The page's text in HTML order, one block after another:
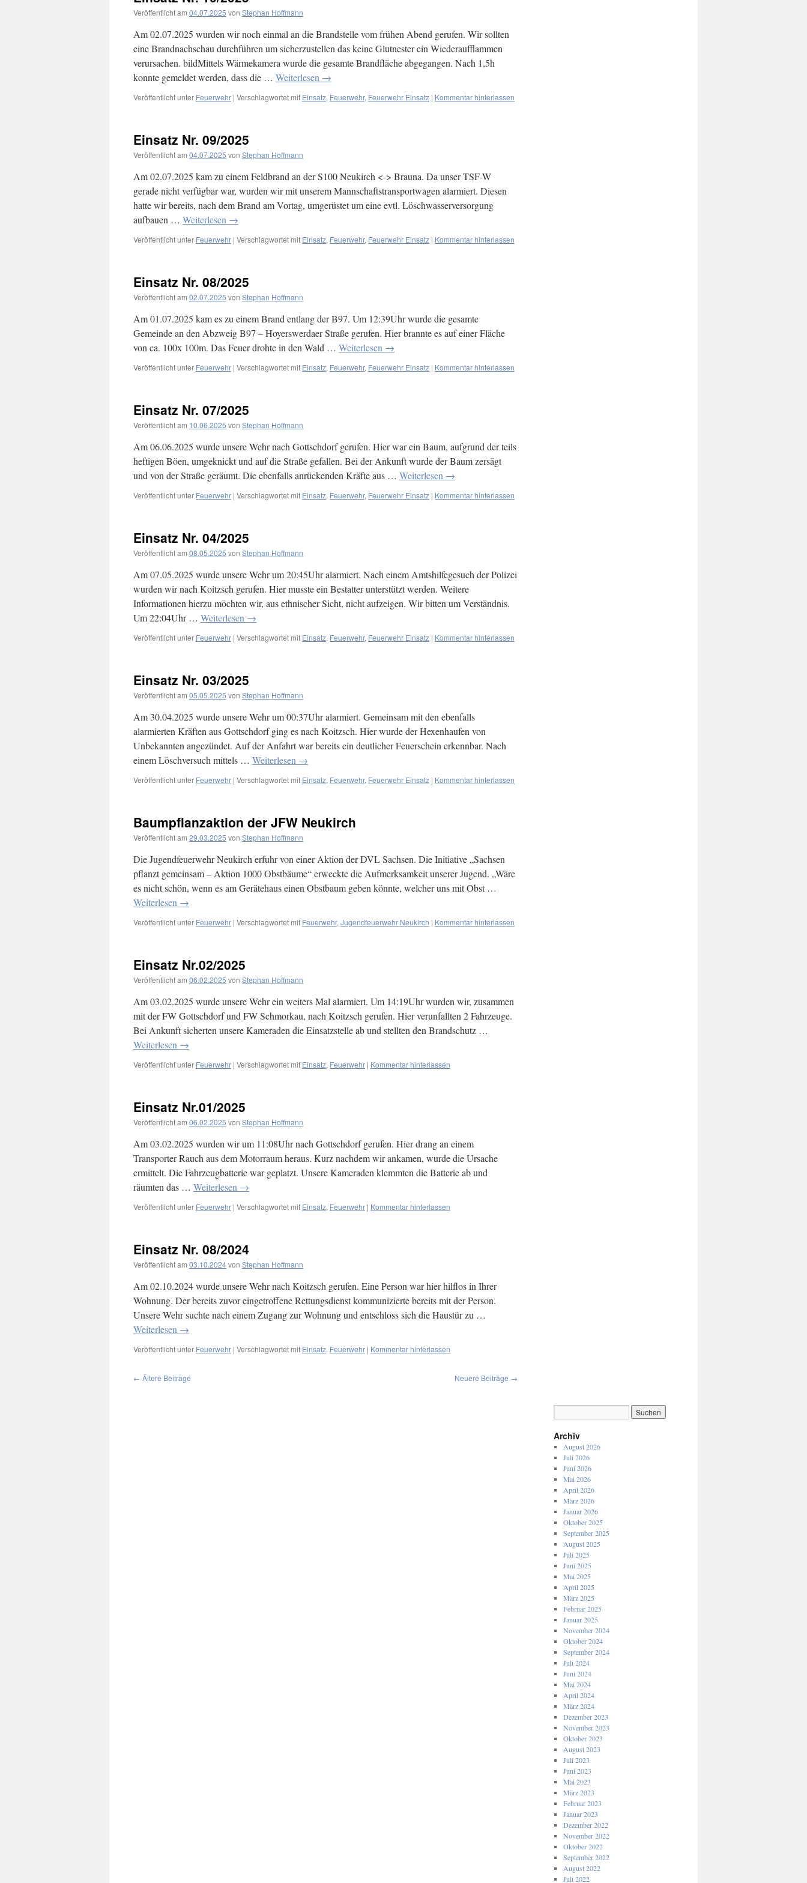
Veröffentlicht am 04.07.2025 von Stephan Hoffmann
Am 02.07.2025 wurden wir noch einmal an die Brandstelle vom frühen Abend gerufen. Wir sollten
eine Brandnachschau durchführen um sicherzustellen das keine Glutnester ein Wiederaufflammen
verursachen. bildMittels Wärmekamera wurde die gesamte Brandfläche abgegangen. Nach 1,5h
konnte gemeldet werden, dass die … Weiterlesen →
Veröffentlicht unter Feuerwehr | Verschlagwortet mit Einsatz, Feuerwehr, Feuerwehr Einsatz | Kommentar hinterlassen
Einsatz Nr. 09/2025
Veröffentlicht am 04.07.2025 von Stephan Hoffmann
Am 02.07.2025 kam zu einem Feldbrand an der S100 Neukirch <-> Brauna. Da unser TSF-W
gerade nicht verfügbar war, wurden wir mit unserem Mannschaftstransportwagen alarmiert. Diesen
hatte wir bereits, nach dem Brand am Vortag, umgerüstet um eine evtl. Löschwasserversorgung
aufbauen … Weiterlesen →
Veröffentlicht unter Feuerwehr | Verschlagwortet mit Einsatz, Feuerwehr, Feuerwehr Einsatz | Kommentar hinterlassen
Einsatz Nr. 08/2025
Veröffentlicht am 02.07.2025 von Stephan Hoffmann
Am 01.07.2025 kam es zu einem Brand entlang der B97. Um 12:39Uhr wurde die gesamte
Gemeinde an den Abzweig B97 – Hoyerswerdaer Straße gerufen. Hier brannte es auf einer Fläche
von ca. 100x 100m. Das Feuer drohte in den Wald … Weiterlesen →
Veröffentlicht unter Feuerwehr | Verschlagwortet mit Einsatz, Feuerwehr, Feuerwehr Einsatz | Kommentar hinterlassen
Einsatz Nr. 07/2025
Veröffentlicht am 10.06.2025 von Stephan Hoffmann
Am 06.06.2025 wurde unsere Wehr nach Gottschdorf gerufen. Hier war ein Baum, aufgrund der teils
heftigen Böen, umgeknickt und auf die Straße gefallen. Bei der Ankunft wurde der Baum zersägt
und von der Straße geräumt. Die ebenfalls anrückenden Kräfte aus … Weiterlesen →
Veröffentlicht unter Feuerwehr | Verschlagwortet mit Einsatz, Feuerwehr, Feuerwehr Einsatz | Kommentar hinterlassen
Einsatz Nr. 04/2025
Veröffentlicht am 08.05.2025 von Stephan Hoffmann
Am 07.05.2025 wurde unsere Wehr um 20:45Uhr alarmiert. Nach einem Amtshilfegesuch der Polizei
wurden wir nach Koitzsch gerufen. Hier musste ein Bestatter unterstützt werden. Weitere
Informationen hierzu möchten wir, aus ethnischer Sicht, nicht aufzeigen. Wir bitten um Verständnis.
Um 22:04Uhr … Weiterlesen →
Veröffentlicht unter Feuerwehr | Verschlagwortet mit Einsatz, Feuerwehr, Feuerwehr Einsatz | Kommentar hinterlassen
Einsatz Nr. 03/2025
Veröffentlicht am 05.05.2025 von Stephan Hoffmann
Am 30.04.2025 wurde unsere Wehr um 00:37Uhr alarmiert. Gemeinsam mit den ebenfalls
alarmierten Kräften aus Gottschdorf ging es nach Koitzsch. Hier wurde der Hexenhaufen von
Unbekannten angezündet. Auf der Anfahrt war bereits ein deutlicher Feuerschein erkennbar. Nach
einem Löschversuch mittels … Weiterlesen →
Veröffentlicht unter Feuerwehr | Verschlagwortet mit Einsatz, Feuerwehr, Feuerwehr Einsatz | Kommentar hinterlassen
Baumpflanzaktion der JFW Neukirch
Veröffentlicht am 29.03.2025 von Stephan Hoffmann
Die Jugendfeuerwehr Neukirch erfuhr von einer Aktion der DVL Sachsen. Die Initiative „Sachsen
pflanzt gemeinsam – Aktion 1000 Obstbäume“ erweckte die Aufmerksamkeit unserer Jugend. „Wäre
es nicht schön, wenn es am Gerätehaus einen Obstbaum geben könnte, welcher uns mit Obst …
Weiterlesen →
Veröffentlicht unter Feuerwehr | Verschlagwortet mit Feuerwehr, Jugendfeuerwehr Neukirch | Kommentar hinterlassen
Einsatz Nr.02/2025
Veröffentlicht am 06.02.2025 von Stephan Hoffmann
Am 03.02.2025 wurde unsere Wehr ein weiters Mal alarmiert. Um 14:19Uhr wurden wir, zusammen
mit der FW Gottschdorf und FW Schmorkau, nach Koitzsch gerufen. Hier verunfallten 2 Fahrzeuge.
Bei Ankunft sicherten unsere Kameraden die Einsatzstelle ab und stellten den Brandschutz …
Weiterlesen →
Veröffentlicht unter Feuerwehr | Verschlagwortet mit Einsatz, Feuerwehr | Kommentar hinterlassen
Einsatz Nr.01/2025
Veröffentlicht am 06.02.2025 von Stephan Hoffmann
Am 03.02.2025 wurden wir um 11:08Uhr nach Gottschdorf gerufen. Hier drang an einem
Transporter Rauch aus dem Motorraum heraus. Kurz nachdem wir ankamen, wurde die Ursache
ermittelt. Die Fahrzeugbatterie war geplatzt. Unsere Kameraden klemmten die Batterie ab und
räumten das … Weiterlesen →
Veröffentlicht unter Feuerwehr | Verschlagwortet mit Einsatz, Feuerwehr | Kommentar hinterlassen
Einsatz Nr. 08/2024
Veröffentlicht am 03.10.2024von Stephan Hoffmann
Am 02.10.2024 wurde unsere Wehr nach Koitzsch gerufen. Eine Person war hier hilflos in Ihrer
Wohnung. Der bereits zuvor eingetroffene Rettungsdienst kommunizierte bereits mit der Person.
Unsere Wehr suchte nach einem Zugang zur Wohnung und entschloss sich die Haustür zu …
Weiterlesen →
Veröffentlicht unter Feuerwehr | Verschlagwortet mit Einsatz, Feuerwehr | Kommentar hinterlassen
← Ältere Beiträge Neuere Beiträge →
Archiv
August 2026
Juli 2026
Juni 2026
Mai 2026
April 2026
März 2026
Januar 2026
Oktober 2025
September 2025
August 2025
Juli 2025
Juni 2025
Mai 2025
April 2025
März 2025
Februar 2025
Januar 2025
November 2024
Oktober 2024
September 2024
Juli 2024
Juni 2024
Mai 2024
April 2024
März 2024
Dezember 2023
November 2023
Oktober 2023
August 2023
Juli 2023
Juni 2023
Mai 2023
März 2023
Februar 2023
Januar 2023
Dezember 2022
November 2022
Oktober 2022
September 2022
August 2022
Juli 2022